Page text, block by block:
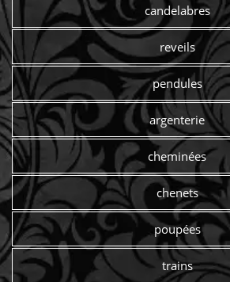
candelabres
reveils
pendules
argenterie
cheminées
chenets
poupées
trains